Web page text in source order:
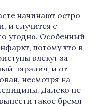
начинают остро
и случится с
угодно. Особенный
потому что в
влекут за
паралич, и от
несмотря на
Далеко не
такое бремя